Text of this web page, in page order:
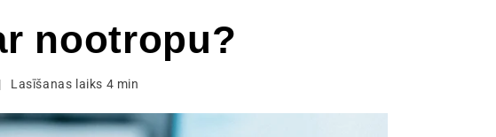
nootropu?
| Lasīšanas laiks 4 min